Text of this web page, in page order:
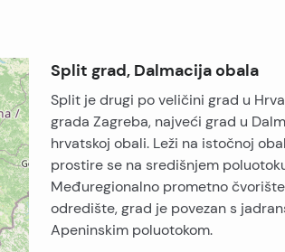
Split grad, Dalmacija obala
Split je drugi po veličini grad u
grada Zagreba, najveći grad u
hrvatskoj obali. Leži na istočnoj
prostire se na središnjem
Međuregionalno prometno
odredište, grad je povezan s
Apeninskim poluotokom.